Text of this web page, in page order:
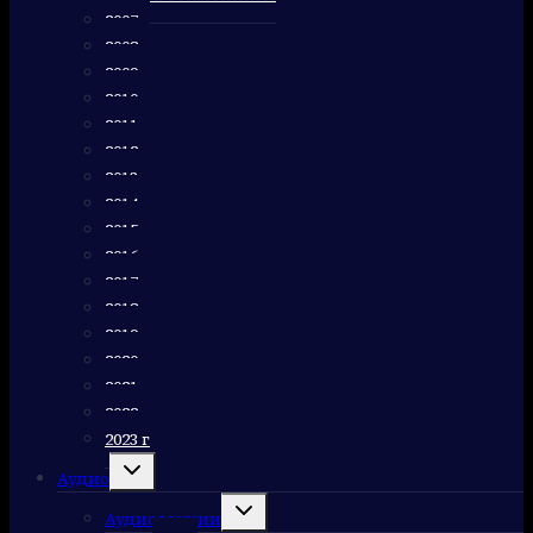
2007 г
2008 г
2009 г
2010 г
2011 г
2012 г
2013 г
2014 г
2015 г
2016 г
2017 г
2018 г
2019 г
2020 г
2021 г
2022 г
2023 г
Аудио
Переключить
дочернее
меню
Аудиолекции
Переключить
дочернее